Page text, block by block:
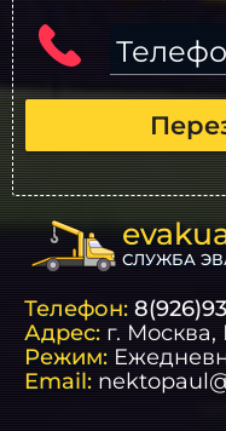
СЛУЖБА
Телефон:
Адрес: г. Москва,
Режим:
Email: